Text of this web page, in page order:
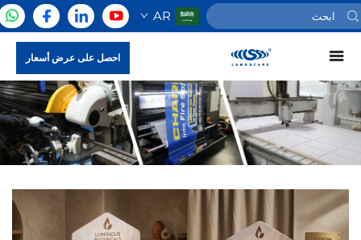
AR
احصل على عرض أسعار